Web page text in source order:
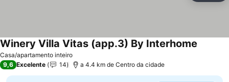
Casa/apartamento inteiro
Winery Villa Vitas (app.3) By Interhome
9,6 Excelente 14 a 4.4 km de Centro da cidade